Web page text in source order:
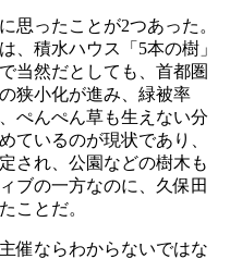
ったことが2つあった。
、積水ハウス「5本の樹」
当然だとしても、首都圏
狭小化が進み、緑被率
ぺんぺん草も生えない分
ているのが現状であり、
され、公園などの樹木も
ブの一方なのに、久保田
ことだ。
催ならわからないではな